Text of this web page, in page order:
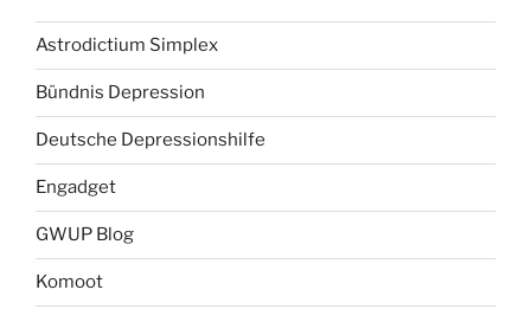
Astrodictium Simplex
Bündnis Depression
Deutsche Depressionshilfe
Engadget
GWUP Blog
Komoot